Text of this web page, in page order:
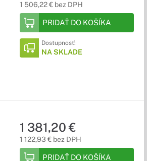
1 506,22 € bez DPH
PRIDAŤ DO KOŠÍKA
Dostupnosť:
NA SKLADE
1 381,20 €
1 122,93 € bez DPH
PRIDAŤ DO KOŠÍKA